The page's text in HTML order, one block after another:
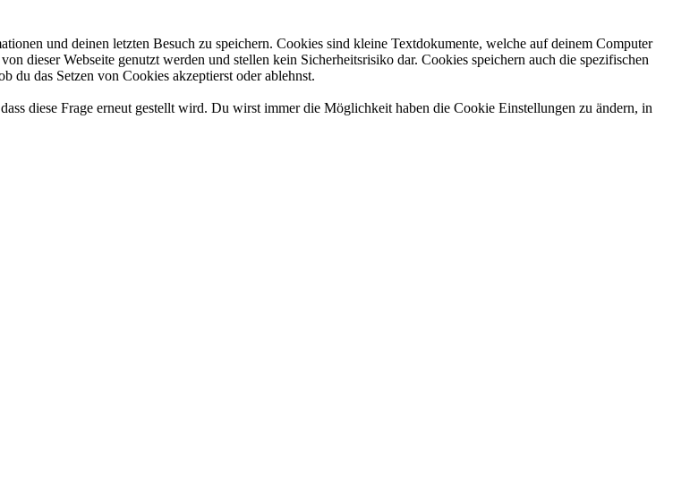
und deinen letzten Besuch zu speichern. Cookies sind kleine Textdokumente, welche auf deinem Computer
dieser Webseite genutzt werden und stellen kein Sicherheitsrisiko dar. Cookies speichern auch die spezifischen
du das Setzen von Cookies akzeptierst oder ablehnst.
diese Frage erneut gestellt wird. Du wirst immer die Möglichkeit haben die Cookie Einstellungen zu ändern, in